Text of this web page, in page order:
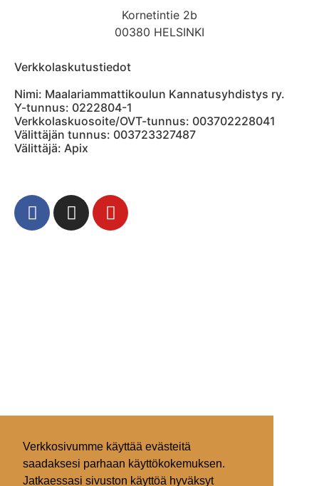
Verkkosivumme käyttää evästeitä
saadaksesi parhaan käyttökokemuksen.
Jatkaessasi sivuston käyttöä hyväksyt
Kornetintie 2b
00380 HELSINKI
Verkkolaskutustiedot
Nimi: Maalariammattikoulun Kannatusyhdistys ry.
Y-tunnus: 0222804-1
Verkkolaskuosoite/OVT-tunnus: 003702228041
Välittäjän tunnus: 003723327487
Välittäjä: Apix